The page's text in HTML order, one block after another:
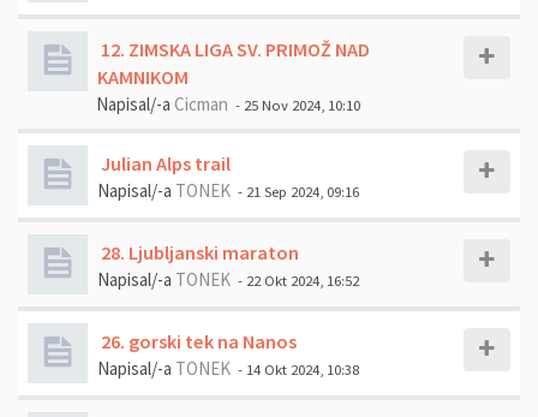
12. ZIMSKA LIGA SV. PRIMOŽ NAD
KAMNIKOM
Napisal/-a Cicman - 25 Nov 2024, 10:10
Julian Alps trail
Napisal/-a TONEK - 21 Sep 2024, 09:16
28. Ljubljanski maraton
Napisal/-a TONEK - 22 Okt 2024, 16:52
26. gorski tek na Nanos
Napisal/-a TONEK - 14 Okt 2024, 10:38